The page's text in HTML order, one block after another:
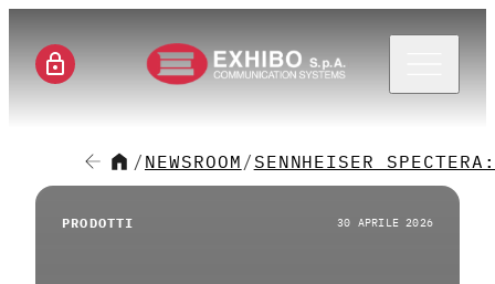
/ NEWSROOM / SENNHEISER
PRODOTTI 30 APRILE 2026